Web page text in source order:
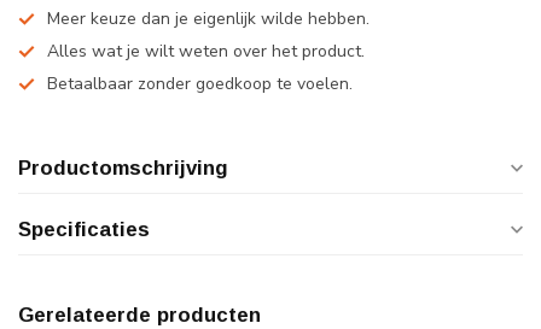
Meer keuze dan je eigenlijk wilde hebben.
Alles wat je wilt weten over het product.
Betaalbaar zonder goedkoop te voelen.
Productomschrijving
Specificaties
Gerelateerde producten